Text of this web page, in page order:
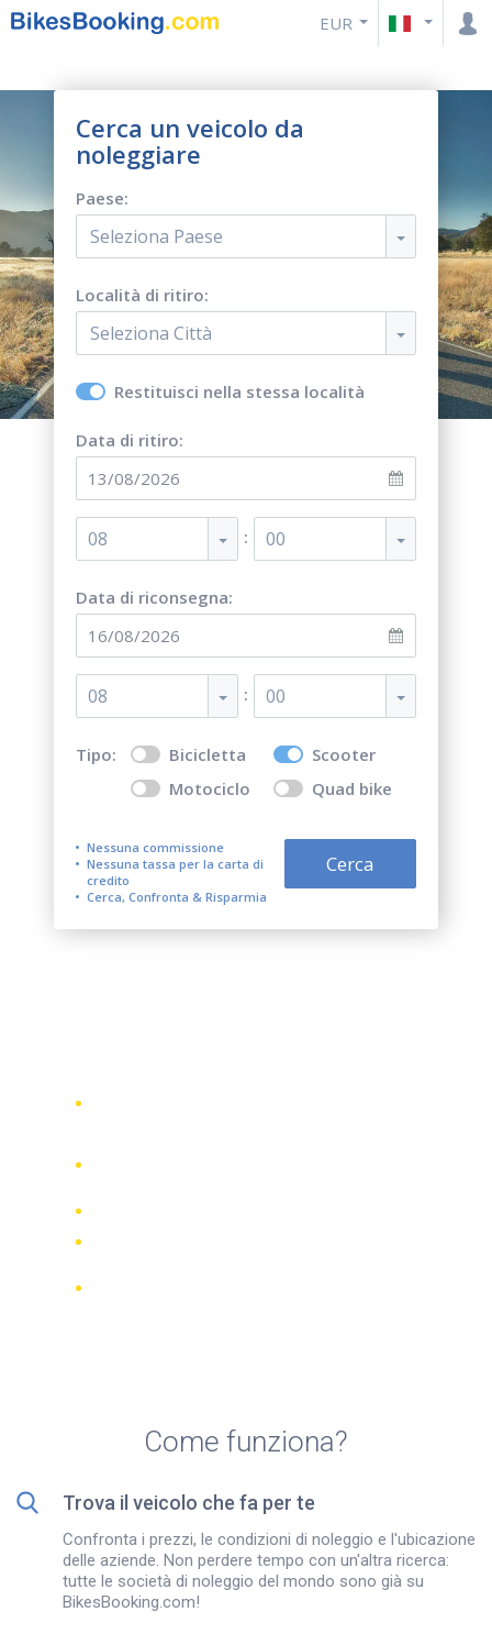
EUR
Cerca un veicolo da
noleggiare
Paese:
Seleziona Paese
Località di ritiro:
Seleziona Città
Restituisci nella stessa località
Data di ritiro:
08 : 00
Data di riconsegna:
08 : 00
Tipo: Bicicletta
Scooter
Motociclo
Quad bike
Nessuna commissione
Nessuna tassa per la carta di
credito
Cerca, Confronta & Risparmia
Cerca
Come funziona?
Trova il veicolo che fa per te
Confronta i prezzi, le condizioni di noleggio e l'ubicazione
delle aziende. Non perdere tempo con un'altra ricerca:
tutte le società di noleggio del mondo sono già su
BikesBooking.com!